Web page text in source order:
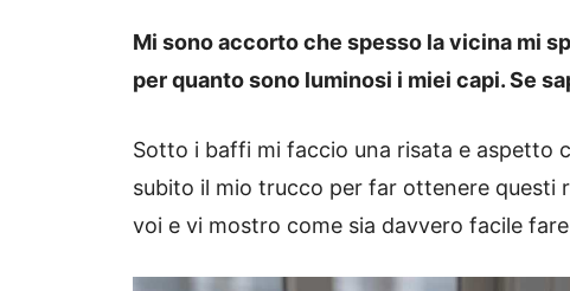
Mi sono accorto che spesso la vicina mi
per quanto sono luminosi i miei capi. Se
Sotto i baffi mi faccio una risata e aspetto
subito il mio trucco per far ottenere questi
voi e vi mostro come sia davvero facile